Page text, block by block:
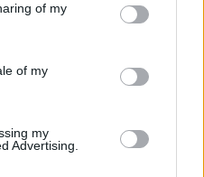
of my
of my
my
Advertising.
Cervejaria Ashby i
för att utnyttja